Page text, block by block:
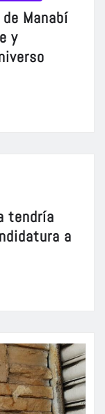
Manabí
y
tendría
a